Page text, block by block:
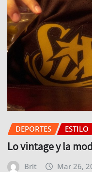
DEPORTES ESTILO
Lo vintage y la
Brit Mar 26,